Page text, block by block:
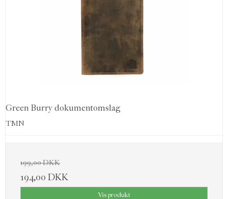
Green Burry dokumentomslag
TMN
199,00 DKK
194,00 DKK
Vis produkt